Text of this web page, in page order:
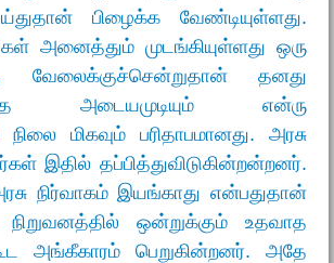
பிழைக்க வேண்டியுள்ளது.
அனைத்தும் முடங்கியுள்ளது ஒரு
வேலைக்குச்சென்றுதான் தனது
அடையமுடியும் என்ரு
மிகவும் பரிதாபமானது. அரசு
இதில் தப்பித்துவிடுகின்றன்றனர்.
நிர்வாகம் இயங்காது என்பதுதான்
ஒன்றுக்கும் உதவாத
அங்கீகாரம் பெறுகின்றனர். அதே